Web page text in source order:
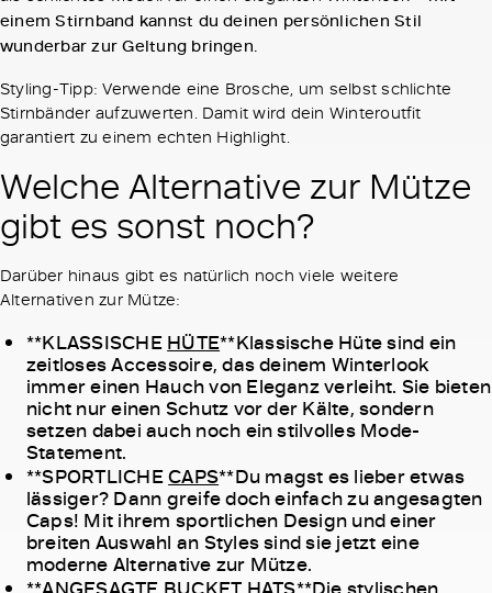
einem Stirnband kannst du deinen persönlichen Stil
wunderbar zur Geltung bringen.
Styling-Tipp: Verwende eine Brosche, um selbst schlichte
Stirnbänder aufzuwerten. Damit wird dein Winteroutfit
garantiert zu einem echten Highlight.
Welche Alternative zur Mütze
gibt es sonst noch?
Darüber hinaus gibt es natürlich noch viele weitere
Alternativen zur Mütze:
**KLASSISCHE HÜTE**Klassische Hüte sind ein
zeitloses Accessoire, das deinem Winterlook
immer einen Hauch von Eleganz verleiht. Sie bieten
nicht nur einen Schutz vor der Kälte, sondern
setzen dabei auch noch ein stilvolles Mode-
Statement.
**SPORTLICHECAPS**Du magst es lieber etwas
lässiger? Dann greife doch einfach zu angesagten
Caps! Mit ihrem sportlichen Design und einer
breiten Auswahl an Styles sind sie jetzt eine
moderne Alternative zur Mütze.
**ANGESAGTE BUCKET HATS**Die stylischen